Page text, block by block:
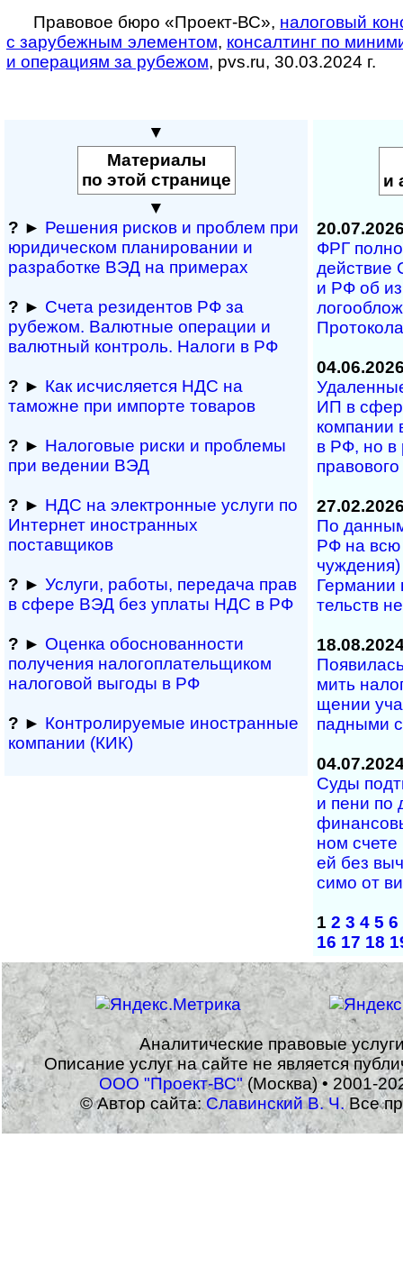
Правовое бюро «Проект-ВС», налоговый
с зару­беж­ным эле­мен­том, кон­сал­тинг по
и опе­ра­ци­ям за ру­бе­жом, pvs.ru, 30.03.2024 г.
▼
Материалы
по этой странице
▼
? ► Решения рисков и про­блем при
юридичес­ком планирова­нии и
разра­ботке ВЭД на примерах
? ► Счета резидентов РФ за
рубежом. Валютные операции и
валютный контроль. Налоги в РФ
? ► Как исчисляется НДС на
таможне при импорте товаров
? ► Налоговые риски и проблемы
при ведении ВЭД
? ► НДС на электронные услуги по
Интернет иностранных
поставщиков
? ► Услуги, работы, пе­ре­да­ча прав
в сфере ВЭД без уплаты НДС в РФ
? ► Оценка обосно­ванности
получения налогоплательщиком
налоговой выгоды в РФ
? ► Контролируемые иностранные
компании (КИК)
и
ФРГ
дей­ст­вие
и РФ об
ИП в
ком­па­нии
в РФ, но в
По
РФ на всю
Гер­ма­нии
тельств
мить
ще­нии
пад­ны­ми
Суды
и пе­ни по
ном
ей без
си­мо от
1 2 3 4 5 6
16 17 18
Аналитические правовые
Описание услуг на сайте не является
ООО "Проект-ВС"(Москва) • 2001-
© Автор сайта:Славинский В. Ч.Все